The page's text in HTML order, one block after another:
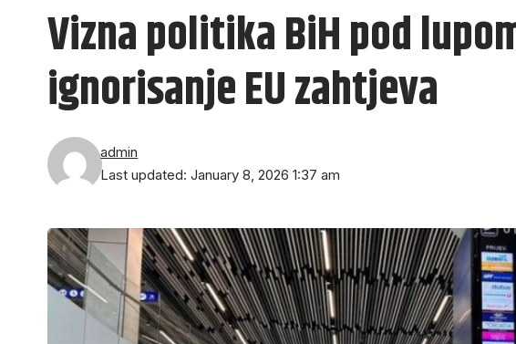
Vizna politika BiH pod
ignorisanje EU zahtjeva
Last updated: January 8, 2026 1:37 am
admin